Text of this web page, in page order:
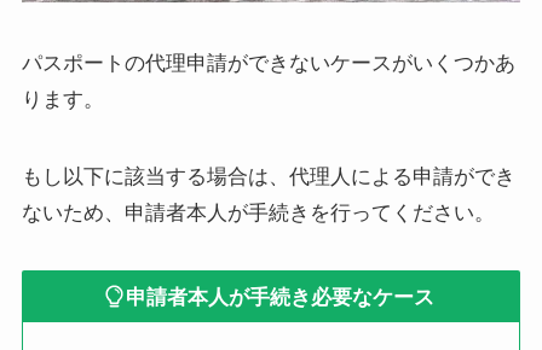
パスポートの代理申請ができないケースがいくつかあ
ります。
もし以下に該当する場合は、代理人による申請ができ
ないため、申請者本人が手続きを行ってください。
申請者本人が手続き必要なケース